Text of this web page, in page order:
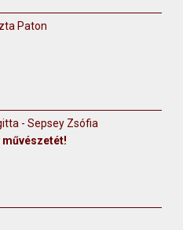
Paton
- Sepsey Zsófia
művészetét!